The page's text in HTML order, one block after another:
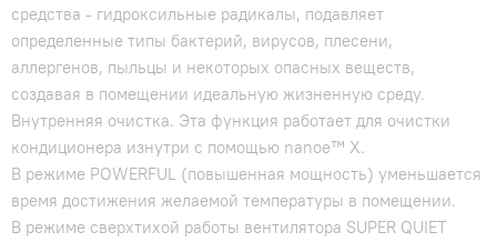
средства - гидроксильные радикалы, подавляет
определенные типы бактерий, вирусов, плесени,
аллергенов, пыльцы и некоторых опасных веществ,
создавая в помещении идеальную жизненную среду.
Внутренняя очистка. Эта функция работает для очистки
кондиционера изнутри с помощью nanoe™ X.
В режиме POWERFUL (повышенная мощность) уменьшается
время достижения желаемой температуры в помещении.
В режиме сверхтихой работы вентилятора SUPER QUIET